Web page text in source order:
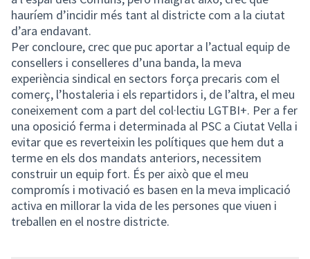
hauríem d’incidir més tant al districte com a la ciutat
d’ara endavant.
Per concloure, crec que puc aportar a l’actual equip de
consellers i conselleres d’una banda, la meva
experiència sindical en sectors força precaris com el
comerç, l’hostaleria i els repartidors i, de l’altra, el meu
coneixement com a part del col·lectiu LGTBI+. Per a fer
una oposició ferma i determinada al PSC a Ciutat Vella i
evitar que es reverteixin les polítiques que hem dut a
terme en els dos mandats anteriors, necessitem
construir un equip fort. És per això que el meu
compromís i motivació es basen en la meva implicació
activa en millorar la vida de les persones que viuen i
treballen en el nostre districte.